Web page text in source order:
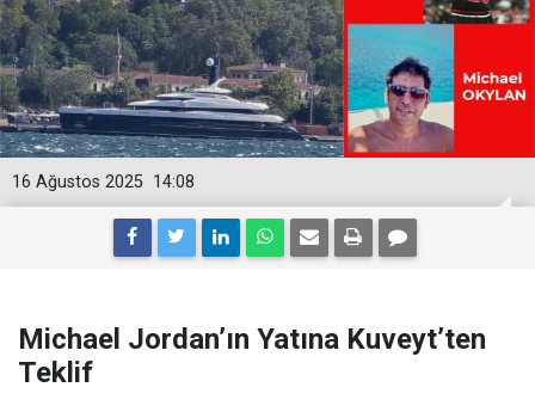
14:08
16 Ağustos 2025
Michael Jordan’ın Yatına Kuveyt’ten
Teklif